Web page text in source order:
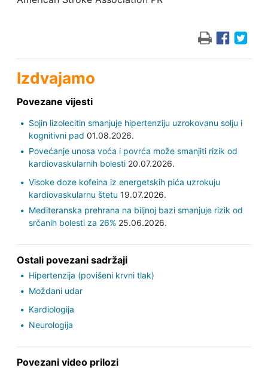
Izdvajamo
Povezane vijesti
Sojin lizolecitin smanjuje hipertenziju uzrokovanu solju i
kognitivni pad 01.08.2026.
Povećanje unosa voća i povrća može smanjiti rizik od
kardiovaskularnih bolesti20.07.2026.
Visoke doze kofeina iz energetskih pića uzrokuju
kardiovaskularnu štetu 19.07.2026.
Mediteranska prehrana na biljnoj bazi smanjuje rizik od
srčanih bolesti za 26%25.06.2026.
Ostali povezani sadržaji
Hipertenzija (povišeni krvni tlak)
Moždani udar
Kardiologija
Neurologija
Povezani video prilozi